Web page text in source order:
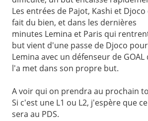
Les entrées de Pajot, Kashi et
fait du bien, et dans les dernières
minutes Lemina et Paris qui
but vient d'une passe de Djoco pour
Lemina avec un défenseur de GOAL
l'a met dans son propre but.
A voir qui on prendra au prochain
Si c'est une L1 ou L2, j'espère que ce
sera au PDS.